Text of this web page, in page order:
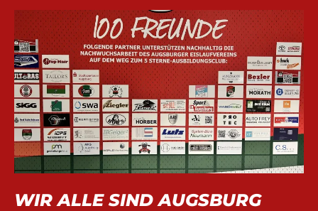
WIR ALLE SIND AUGSBURG